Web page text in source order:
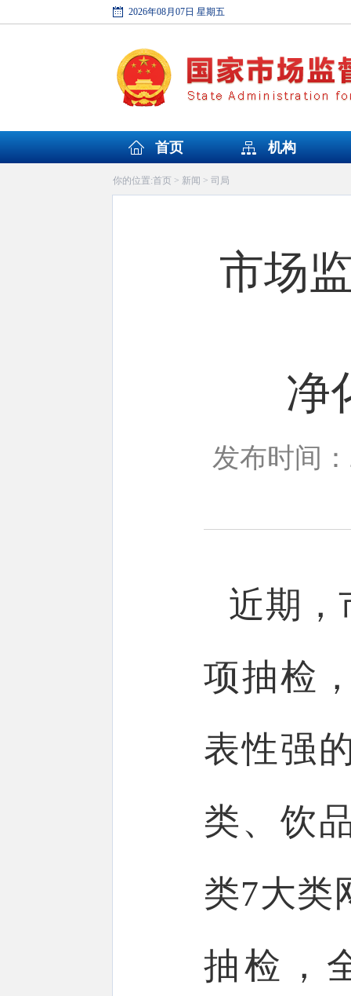
2026年08月07日 星期五
首页 机构
你的位置:首页> 新闻 > 司局
市场
净
发布时间
近期，
项抽检
表性强
类、饮
类7大类
抽检，